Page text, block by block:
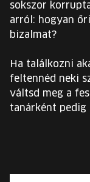
sokszor
arról: hogyan
bizalmat?
Ha találkozni
feltennéd neki
váltsd meg a
tanárként